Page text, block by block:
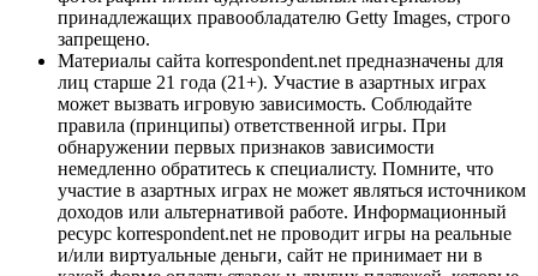
принадлежащих правообладателю Getty Images, строго
запрещено.
Материалы сайта korrespondent.net предназначены для
лиц старше 21 года (21+). Участие в азартных играх
может вызвать игровую зависимость. Соблюдайте
правила (принципы) ответственной игры. При
обнаружении первых признаков зависимости
немедленно обратитесь к специалисту. Помните, что
участие в азартных играх не может являться источником
доходов или альтернативой работе. Информационный
ресурс korrespondent.net не проводит игры на реальные
и/или виртуальные деньги, сайт не принимает ни в